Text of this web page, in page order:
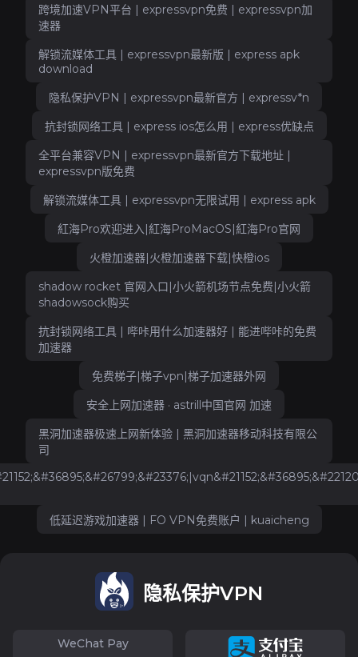
跨境加速VPN平台 | expressvpn免费 | expressvpn加
速器
解锁流媒体工具 | expressvpn最新版 | express apk
download
隐私保护VPN | expressvpn最新官方 | expressv*n
抗封锁网络工具 | express ios怎么用 | express优缺点
全平台兼容VPN | expressvpn最新官方下载地址 |
expressvpn版免费
解锁流媒体工具 | expressvpn无限试用 | express apk
紅海Pro欢迎进入|紅海ProMacOS|紅海Pro官网
火橙加速器|火橙加速器下载|快橙ios
shadow rocket 官网入口|小火箭机场节点免费|小火箭
shadowsock购买
抗封锁网络工具 | 哔咔用什么加速器好 | 能进哔咔的免费
加速器
免费梯子|梯子vpn|梯子加速器外网
安全上网加速器 · astrill中国官网 加速
黑洞加速器极速上网新体验 | 黑洞加速器移动科技有限公
司
低延迟游戏加速器 | FO VPN免费账户 | kuaicheng
隐私保护VPN
WeChat Pay